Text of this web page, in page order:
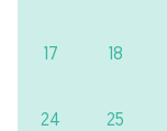
17 18
24 25